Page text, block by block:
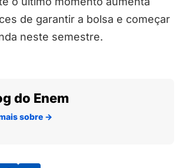
de garantir a bolsa e começar
neste semestre.
do Enem
sobre →